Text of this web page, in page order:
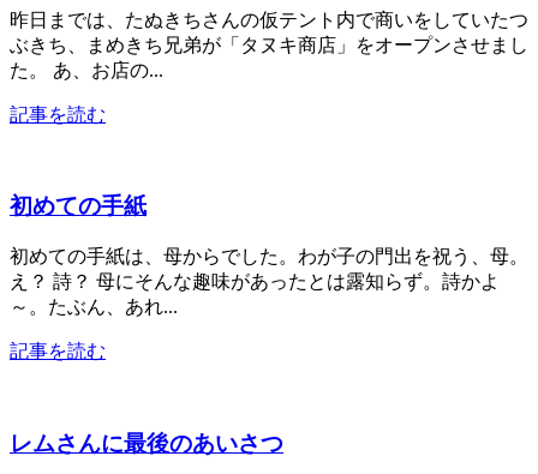
昨日までは、たぬきちさんの仮テント内で商いをしていたつ
ぶきち、まめきち兄弟が「タヌキ商店」をオープンさせまし
た。 あ、お店の...
記事を読む
初めての手紙
初めての手紙は、母からでした。わが子の門出を祝う、母。
え？ 詩？ 母にそんな趣味があったとは露知らず。詩かよ
～。たぶん、あれ...
記事を読む
レムさんに最後のあいさつ